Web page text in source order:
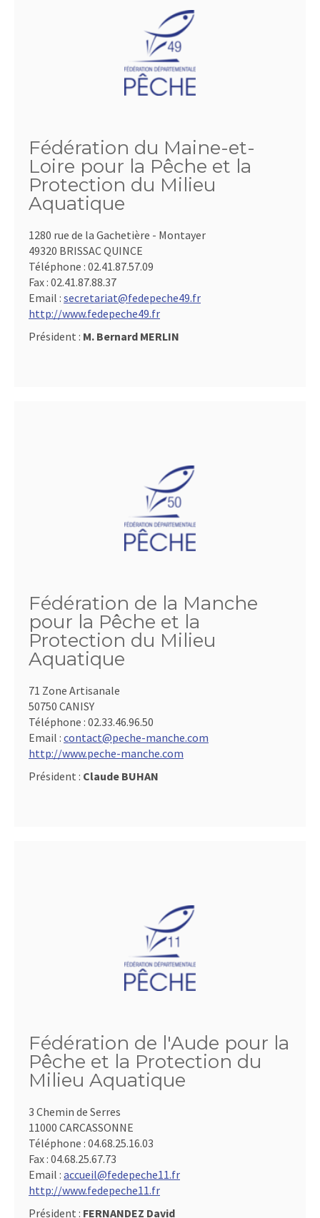
Fédération du Maine-et-
Loire pour la Pêche et la
Protection du Milieu
Aquatique
1280 rue de la Gachetière - Montayer
49320 BRISSAC QUINCE
Téléphone : 02.41.87.57.09
Fax : 02.41.87.88.37
Email : secretariat@fedepeche49.fr
http://www.fedepeche49.fr
Président : M. Bernard MERLIN
Fédération de la Manche
pour la Pêche et la
Protection du Milieu
Aquatique
71 Zone Artisanale
50750 CANISY
Téléphone : 02.33.46.96.50
Email : contact@peche-manche.com
http://www.peche-manche.com
Président : Claude BUHAN
Fédération de l'Aude pour la
Pêche et la Protection du
Milieu Aquatique
3 Chemin de Serres
11000 CARCASSONNE
Téléphone : 04.68.25.16.03
Fax : 04.68.25.67.73
Email : accueil@fedepeche11.fr
http://www.fedepeche11.fr
Président : FERNANDEZ David